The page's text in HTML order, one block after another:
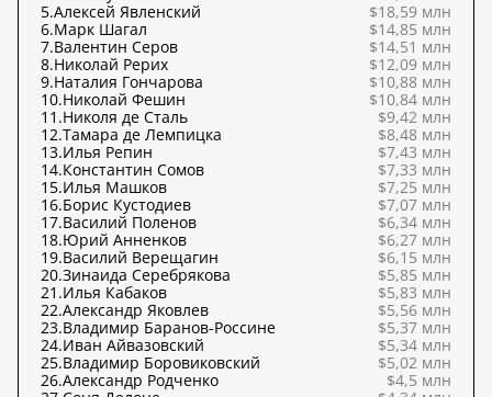
5.Алексей Явленский
$18,59 млн
6.Марк Шагал
$14,85 млн
7.Валентин Серов
$14,51 млн
8.Николай Рерих
$12,09 млн
9.Наталия Гончарова
$10,88 млн
10.Николай Фешин
$10,84 млн
11.Николя де Сталь
$9,42 млн
12.Тамара де Лемпицка
$8,48 млн
13.Илья Репин
$7,43 млн
14.Константин Сомов
$7,33 млн
15.Илья Машков
$7,25 млн
16.Борис Кустодиев
$7,07 млн
17.Василий Поленов
$6,34 млн
18.Юрий Анненков
$6,27 млн
19.Василий Верещагин
$6,15 млн
20.Зинаида Серебрякова
$5,85 млн
21.Илья Кабаков
$5,83 млн
22.Александр Яковлев
$5,56 млн
23.Владимир Баранов-Россине
$5,37 млн
24.Иван Айвазовский
$5,34 млн
25.Владимир Боровиковский
$5,02 млн
26.Александр Родченко
$4,5 млн